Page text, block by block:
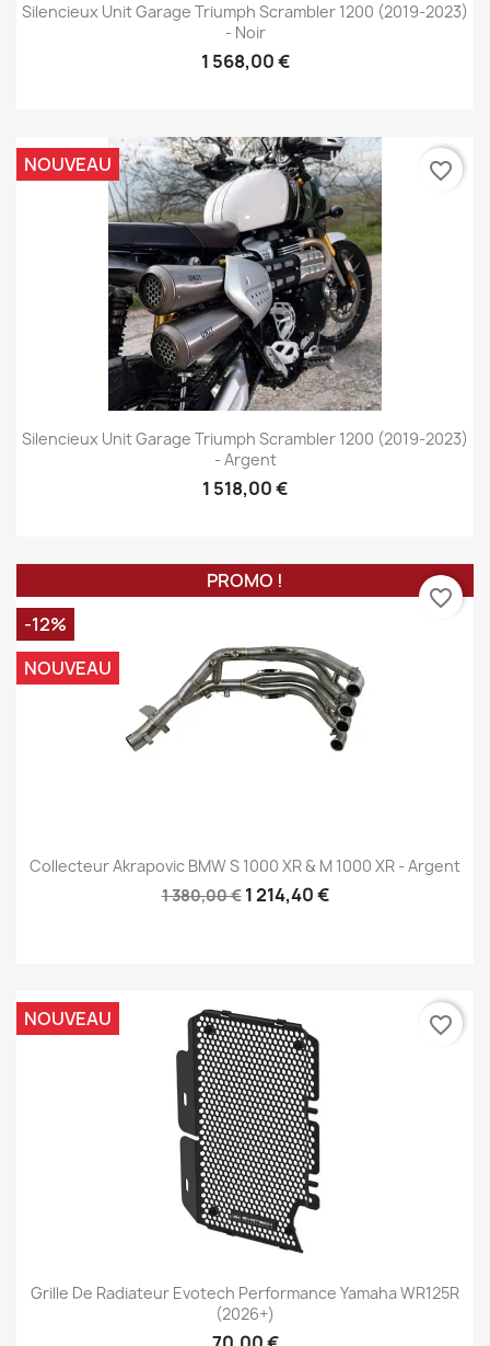
Silencieux Unit Garage Triumph Scrambler 1200 (2019-2023)
- Noir
1 568,00 €
Silencieux Unit Garage Triumph Scrambler 1200 (2019-2023)
- Argent
1 518,00 €
NOUVEAU favorite_border
Collecteur Akrapovic BMW S 1000 XR & M 1000 XR - Argent
1 380,00 € 1 214,40 €
PROMO !
-12%
NOUVEAU
favorite_border
Grille De Radiateur Evotech Performance Yamaha WR125R
(2026+)
NOUVEAU favorite_border